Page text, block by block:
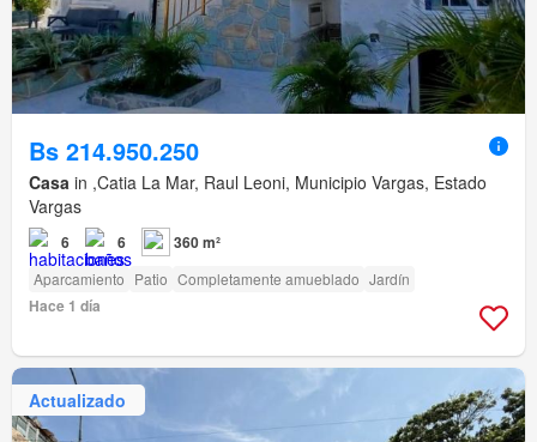
Bs 214.950.250
Casa in ,Catia La Mar, Raul Leoni, Municipio Vargas, Estado
Vargas
6 6 360 m²
Aparcamiento Patio Completamente amueblado Jardín
Hace 1 día
Actualizado